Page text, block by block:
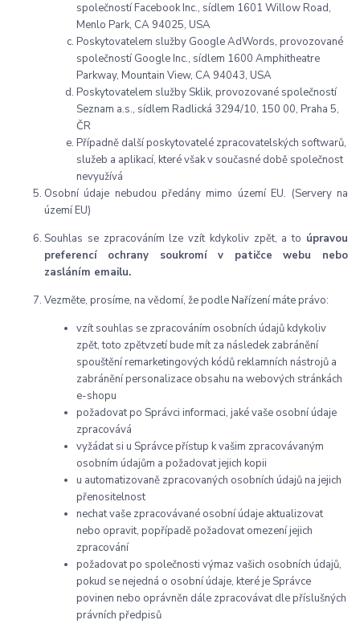
společností Facebook Inc., sídlem 1601 Willow Road,
Menlo Park, CA 94025, USA
Poskytovatelem služby Google AdWords, provozované
společností Google Inc., sídlem 1600 Amphitheatre
Parkway, Mountain View, CA 94043, USA
Poskytovatelem služby Sklik, provozované společností
Seznam a.s., sídlem Radlická 3294/10, 150 00, Praha 5,
ČR
Případně další poskytovatelé zpracovatelských softwarů,
služeb a aplikací, které však v současné době společnost
nevyužívá
Osobní údaje nebudou předány mimo území EU. (Servery na
území EU)
Souhlas se zpracováním lze vzít kdykoliv zpět, a to úpravou
preferencí ochrany soukromí v patičce webu nebo
zasláním emailu.
Vezměte, prosíme, na vědomí, že podle Nařízení máte právo:
vzít souhlas se zpracováním osobních údajů kdykoliv
zpět, toto zpětvzetí bude mít za následekzabránění
spouštění remarketingových kódů reklamních nástrojů a
zabránění personalizace obsahu na webových stránkách
e-shopu
požadovat po Správci informaci, jaké vaše osobní údaje
zpracovává
vyžádat si u Správce přístup k vašim zpracovávaným
osobním údajům a požadovat jejich kopii
u automatizovaně zpracovaných osobních údajů na jejich
přenositelnost
nechat vaše zpracovávané osobní údaje aktualizovat
nebo opravit, popřípadě požadovat omezení jejich
zpracování
požadovat po společnosti výmaz vašich osobních údajů,
pokud se nejedná o osobní údaje, které je Správce
povinen nebo oprávněn dále zpracovávat dle příslušných
právních předpisů